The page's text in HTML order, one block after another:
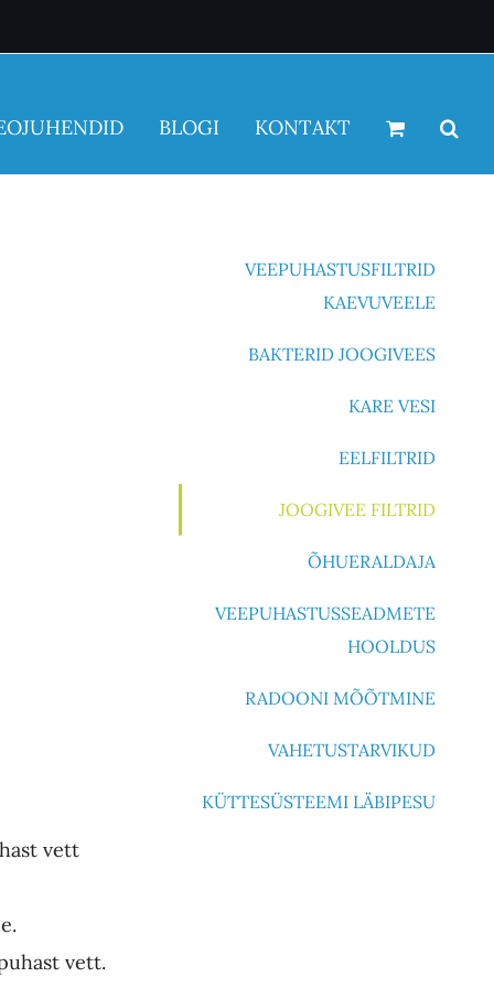
BLOGI KONTAKT
vett
vett.
VEEPUHASTUSFILTRID
KAEVUVEELE
BAKTERID JOOGIVEES
KARE VESI
EELFILTRID
JOOGIVEE FILTRID
ÕHUERALDAJA
VEEPUHASTUSSEADMETE
HOOLDUS
RADOONI MÕÕTMINE
VAHETUSTARVIKUD
KÜTTESÜSTEEMI LÄBIPESU